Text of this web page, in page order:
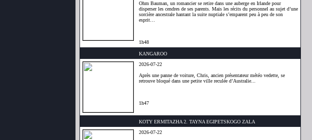
Ohm Bauman, un romancier se retire dans une auberge en Irlande pour
disperser les cendres de ses parents. Mais les récits du personnel au sujet d’une
sorcière ancestrale hantant la suite nuptiale s’emparent peu à peu de son
esprit…
1h48
KANGAROO
2026-07-22
Après une panne de voiture, Chris, ancien présentateur météo vedette, se
retrouve bloqué dans une petite ville reculée d’Australie...
1h47
KOTY ERMITAZHA 2. TAYNA EGIPETSKOGO ZALA
2026-07-22